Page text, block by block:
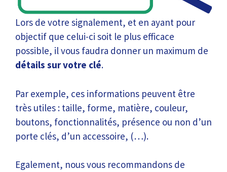
Lors de votre signalement, et en ayant pour
objectif que celui-ci soit le plus efficace
possible, il vous faudra donner un maximum de
détails sur votre clé.
Par exemple, ces informations peuvent être
très utiles : taille, forme, matière, couleur,
boutons, fonctionnalités, présence ou non d’un
porte clés, d’un accessoire, (…).
Egalement, nous vous recommandons de